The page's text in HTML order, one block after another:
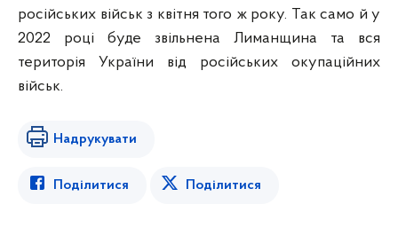
російських військ з квітня того ж року. Так само й у
2022 році буде звільнена Лиманщина та вся
територія України від російських окупаційних
військ.
Надрукувати
Поділитися Поділитися